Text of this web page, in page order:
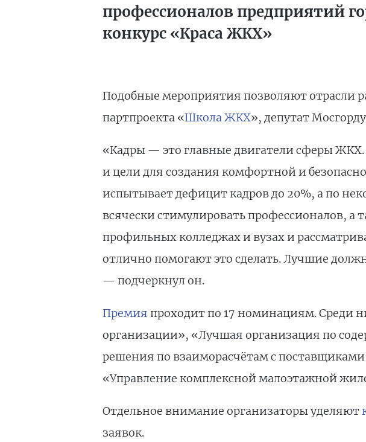
профессионалов предприятий
конкурс «Краса ЖКХ»
Подобные мероприятия позволяют отрасли
партпроекта «Школа ЖКХ», депутат
«Кадры — это главные двигатели сферы
и цели для создания комфортной и
испытывает дефицит кадров до 20%, а по
всячески стимулировать профессионалов, а
профильных колледжах и вузах и
отлично помогают это сделать. Лучшие
— подчеркнул он.
Премия проходит по 17 номинациям. Среди
организации», «Лучшая организация по
решения по взаиморасчётам с
«Управление комплексной малоэтажной
Отдельное внимание организаторы уделяют
заявок.